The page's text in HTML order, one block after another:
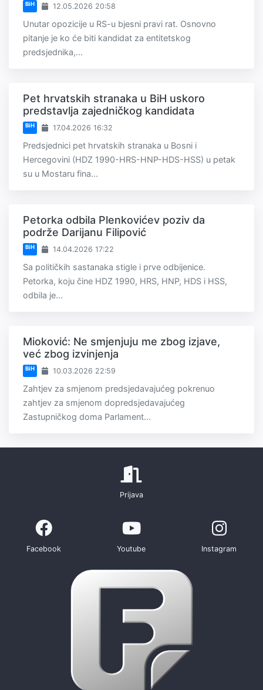
BiH 12.05.2026 20:58
Unutar opozicije u RS-u bjesni pravi rat. Osnovno
pitanje je ko će biti kandidat za entitetskog
predsjednika,...
Pet hrvatskih stranaka u BiH uskoro
predstavlja zajedničkog kandidata
BiH 17.04.2026 16:32
Predsjednici pet hrvatskih stranaka u Bosni i
Hercegovini (HDZ 1990-HRS-HNP-HDS-HSS) u petak
su u Mostaru fina...
Petorka odbila Plenkovićev poziv da
podrže Darijanu Filipović
BiH 14.04.2026 17:22
Sa političkih sastanaka stigle i prve odbijenice.
Petorka, koju čine HDZ 1990, HRS, HNP, HDS i HSS,
odbila je...
Mioković: Ne smjenjuju me zbog izjave,
već zbog izvinjenja
BiH 10.03.2026 22:59
Zahtjev za smjenom predsjedavajućeg pokrenuo
zahtjev za smjenom dopredsjedavajućeg
Zastupničkog doma Parlament...
Prijava
Facebook Youtube Instagram